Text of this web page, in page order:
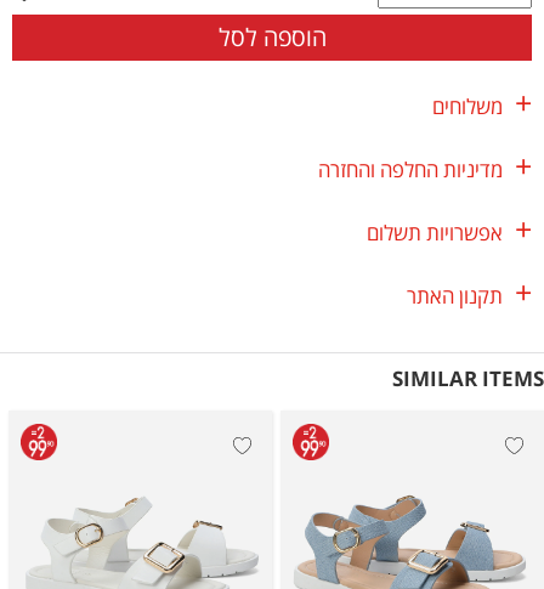
הוספה לסל
משלוחים
מדיניות החלפה והחזרה
אפשרויות תשלום
תקנון האתר
SIMILAR ITEMS